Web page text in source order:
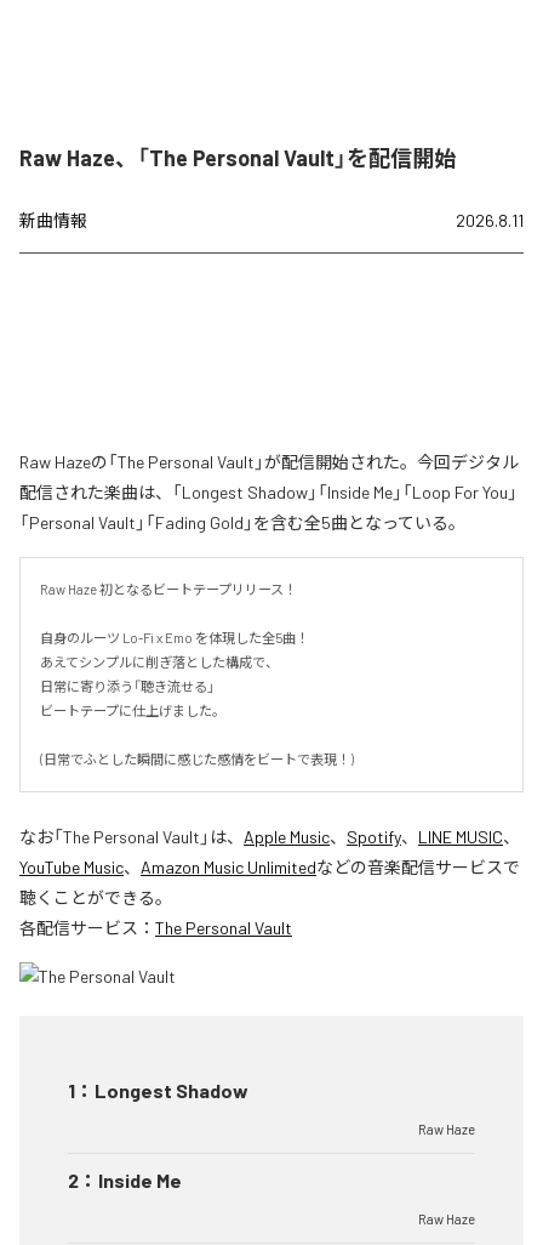
Raw Haze、「The Personal Vault」を配信開始
新曲情報 2026.8.11
Raw Hazeの「The Personal Vault」が配信開始された。今回デジタル
配信された楽曲は、「Longest Shadow」「Inside Me」「Loop For You」
「Personal Vault」「Fading Gold」を含む全5曲となっている。
Raw Haze 初となるビートテープリリース！
自身のルーツ Lo-Fi x Emo を体現した全5曲！
あえてシンプルに削ぎ落とした構成で、
日常に寄り添う「聴き流せる」
ビートテープに仕上げました。
(日常でふとした瞬間に感じた感情をビートで表現！)
なお「The Personal Vault 」は、 Apple Music、 Spotify、 LINE MUSIC、
YouTube Music、 Amazon Music Unlimitedなどの音楽配信サービスで
聴くことができる。
各配信サービス： The Personal Vault
1 ： Longest Shadow
Raw Haze
2 ： Inside Me
Raw Haze